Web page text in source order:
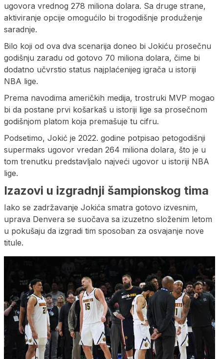
ugovora vrednog 278 miliona dolara. Sa druge strane,
aktiviranje opcije omogućilo bi trogodišnje produženje
saradnje.
Bilo koji od ova dva scenarija doneo bi Jokiću prosečnu
godišnju zaradu od gotovo 70 miliona dolara, čime bi
dodatno učvrstio status najplaćenijeg igrača u istoriji
NBA lige.
Prema navodima američkih medija, trostruki MVP mogao
bi da postane prvi košarkaš u istoriji lige sa prosečnom
godišnjom platom koja premašuje tu cifru.
Podsetimo, Jokić je 2022. godine potpisao petogodišnji
supermaks ugovor vredan 264 miliona dolara, što je u
tom trenutku predstavljalo najveći ugovor u istoriji NBA
lige.
Izazovi u izgradnji šampionskog tima
Iako se zadržavanje Jokića smatra gotovo izvesnim,
uprava Denvera se suočava sa izuzetno složenim letom
u pokušaju da izgradi tim sposoban za osvajanje nove
titule.